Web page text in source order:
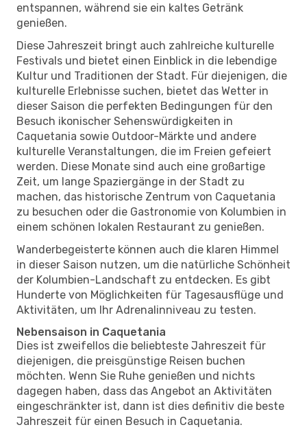
entspannen, während sie ein kaltes Getränk
genießen.
Diese Jahreszeit bringt auch zahlreiche kulturelle
Festivals und bietet einen Einblick in die lebendige
Kultur und Traditionen der Stadt. Für diejenigen, die
kulturelle Erlebnisse suchen, bietet das Wetter in
dieser Saison die perfekten Bedingungen für den
Besuch ikonischer Sehenswürdigkeiten in
Caquetania sowie Outdoor-Märkte und andere
kulturelle Veranstaltungen, die im Freien gefeiert
werden. Diese Monate sind auch eine großartige
Zeit, um lange Spaziergänge in der Stadt zu
machen, das historische Zentrum von Caquetania
zu besuchen oder die Gastronomie von Kolumbien in
einem schönen lokalen Restaurant zu genießen.
Wanderbegeisterte können auch die klaren Himmel
in dieser Saison nutzen, um die natürliche Schönheit
der Kolumbien-Landschaft zu entdecken. Es gibt
Hunderte von Möglichkeiten für Tagesausflüge und
Aktivitäten, um Ihr Adrenalinniveau zu testen.
Nebensaison in Caquetania
Dies ist zweifellos die beliebteste Jahreszeit für
diejenigen, die preisgünstige Reisen buchen
möchten. Wenn Sie Ruhe genießen und nichts
dagegen haben, dass das Angebot an Aktivitäten
eingeschränkter ist, dann ist dies definitiv die beste
Jahreszeit für einen Besuch in Caquetania.